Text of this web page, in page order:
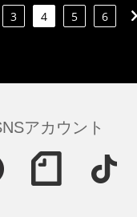
3 4 5 6
アカウント